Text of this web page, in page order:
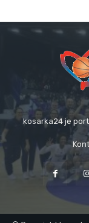
kosarka24 je